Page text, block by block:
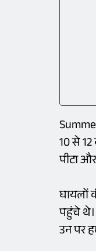
10 से
पीटा
घायलों
पहुंचे
उन पर